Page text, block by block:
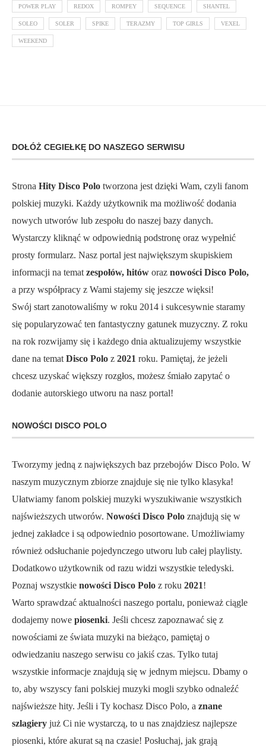
POWER PLAY REDOX ROMPEY SEQUENCE SHANTEL
SOLEO SOLER SPIKE TERAZMY TOP GIRLS VEXEL
WEEKEND
DOŁÓŻ CEGIEŁKĘ DO NASZEGO SERWISU
Strona Hity Disco Polo tworzona jest dzięki Wam, czyli fanom
polskiej muzyki. Każdy użytkownik ma możliwość dodania
nowych utworów lub zespołu do naszej bazy danych.
Wystarczy kliknąć w odpowiednią podstronę oraz wypełnić
prosty formularz. Nasz portal jest największym skupiskiem
informacji na temat zespołów, hitów oraz nowości Disco Polo,
a przy współpracy z Wami stajemy się jeszcze więksi!
Swój start zanotowaliśmy w roku 2014 i sukcesywnie staramy
się popularyzować ten fantastyczny gatunek muzyczny. Z roku
na rok rozwijamy się i każdego dnia aktualizujemy wszystkie
dane na temat Disco Polo z 2021 roku. Pamiętaj, że jeżeli
chcesz uzyskać większy rozgłos, możesz śmiało zapytać o
dodanie autorskiego utworu na nasz portal!
NOWOŚCI DISCO POLO
Tworzymy jedną z największych baz przebojów Disco Polo. W
naszym muzycznym zbiorze znajduje się nie tylko klasyka!
Ułatwiamy fanom polskiej muzyki wyszukiwanie wszystkich
najświeższych utworów. Nowości Disco Polo znajdują się w
jednej zakładce i są odpowiednio posortowane. Umożliwiamy
również odsłuchanie pojedynczego utworu lub całej playlisty.
Dodatkowo użytkownik od razu widzi wszystkie teledyski.
Poznaj wszystkie nowości Disco Polo z roku 2021!
Warto sprawdzać aktualności naszego portalu, ponieważ ciągle
dodajemy nowe piosenki. Jeśli chcesz zapoznawać się z
nowościami ze świata muzyki na bieżąco, pamiętaj o
odwiedzaniu naszego serwisu co jakiś czas. Tylko tutaj
wszystkie informacje znajdują się w jednym miejscu. Dbamy o
to, aby wszyscy fani polskiej muzyki mogli szybko odnaleźć
najświeższe hity. Jeśli i Ty kochasz Disco Polo, a znane
szlagiery już Ci nie wystarczą, to u nas znajdziesz najlepsze
piosenki, które akurat są na czasie! Posłuchaj, jak grają